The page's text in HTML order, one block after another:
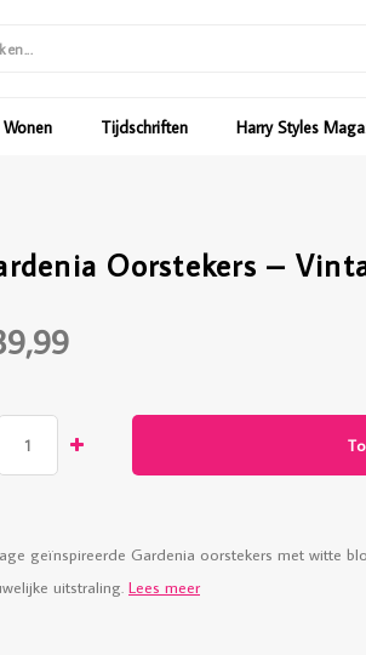
Wonen Tijdschriften Harry Styles
Oorstekers –
geïnspireerde Gardenia oorstekers met witte
uitstraling. Lees meer